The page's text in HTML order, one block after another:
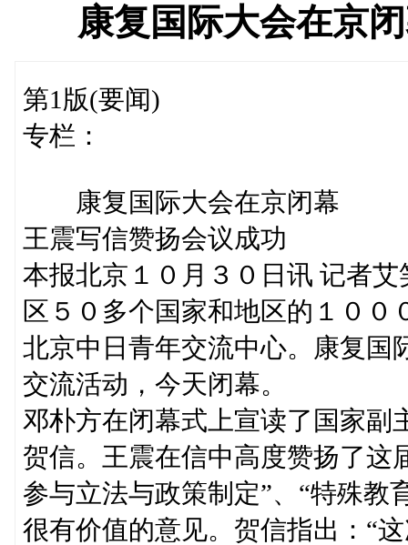
康复国际大会在京
第1版(要闻)
专栏：
康复国际大会在京闭幕
王震写信赞扬会议成功
本报北京１０月３０日讯 记者
区５０多个国家和地区的１０
北京中日青年交流中心。康复国
交流活动，今天闭幕。
邓朴方在闭幕式上宣读了国家副
贺信。王震在信中高度赞扬了这
参与立法与政策制定”、“特殊教
很有价值的意见。贺信指出：“